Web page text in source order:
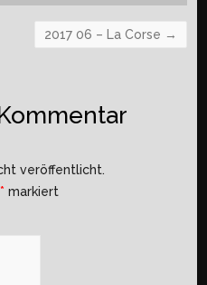
2017 06 – La Corse →
veröffentlicht.
* markiert